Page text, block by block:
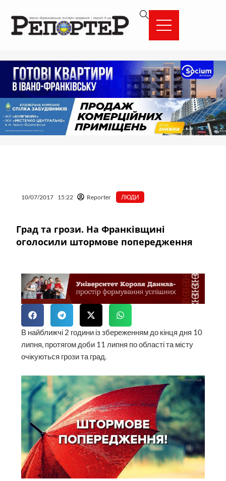
вмісту
10/07/2017 15:22 Reporter ЛЮДИ
Град та грози. На Франківщині
оголосили штормове попередження
В найближчі 2 години із збереженням до кінця дня 10
липня, протягом доби 11 липня по області та місту
очікуються грози та град.